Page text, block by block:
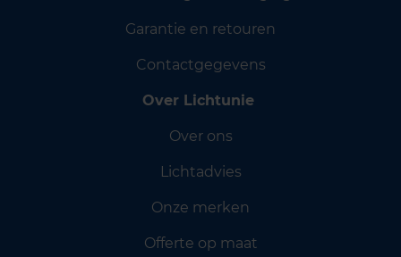
Garantie en retouren
Contactgegevens
Over Lichtunie
Over ons
Lichtadvies
Onze merken
Offerte op maat